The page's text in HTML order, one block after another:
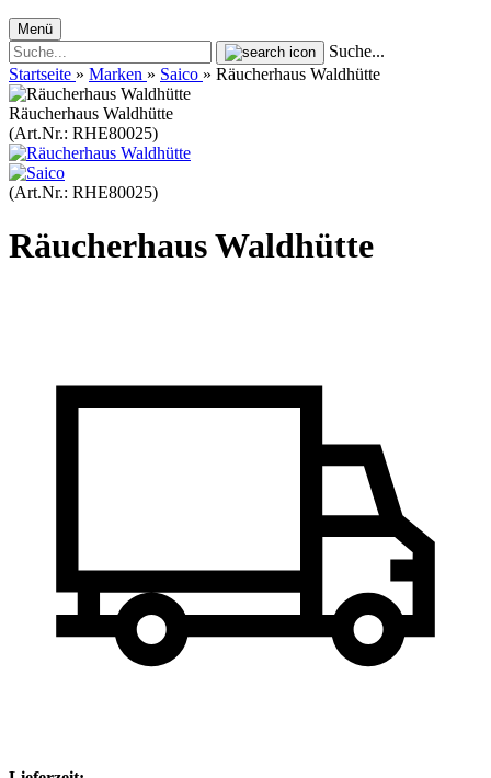
Menü
Suche...
Startseite » Marken » Saico » Räucherhaus Waldhütte
Räucherhaus Waldhütte
(Art.Nr.: RHE80025)
(Art.Nr.: RHE80025)
Räucherhaus Waldhütte